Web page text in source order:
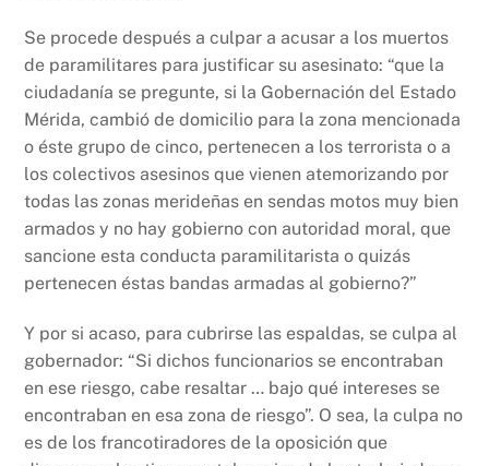
Se procede después a culpar a acusar a los muertos
de paramilitares para justificar su asesinato: “que la
ciudadanía se pregunte, si la Gobernación del Estado
Mérida, cambió de domicilio para la zona mencionada
o éste grupo de cinco, pertenecen a los terrorista o a
los colectivos asesinos que vienen atemorizando por
todas las zonas merideñas en sendas motos muy bien
armados y no hay gobierno con autoridad moral, que
sancione esta conducta paramilitarista o quizás
pertenecen éstas bandas armadas al gobierno?”
Y por si acaso, para cubrirse las espaldas, se culpa al
gobernador: “Si dichos funcionarios se encontraban
en ese riesgo, cabe resaltar … bajo qué intereses se
encontraban en esa zona de riesgo”. O sea, la culpa no
es de los francotiradores de la oposición que